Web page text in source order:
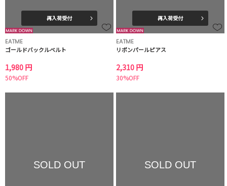
再入荷受付
EATME
ゴールドバックルベルト
1,980 円
50%OFF
再入荷受付
EATME
リボンパールピアス
2,310 円
30%OFF
SOLD OUT SOLD OUT